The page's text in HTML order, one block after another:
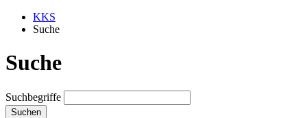
KKS
Suche
Suche
Suchbegriffe
Suchen